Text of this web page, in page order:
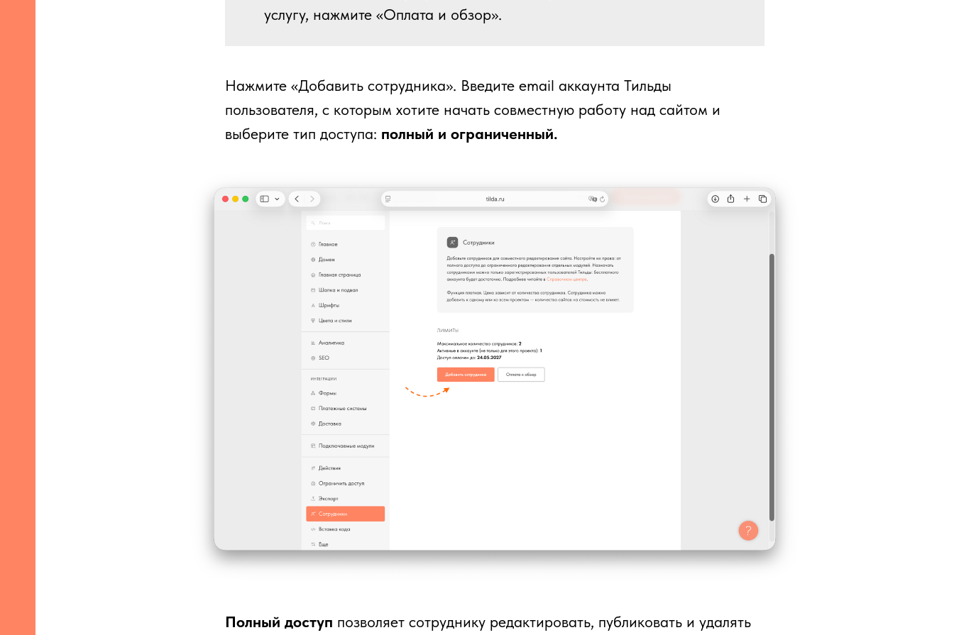
услугу, нажмите «Оплата и обзор».
Нажмите «Добавить сотрудника». Введите email аккаунта Тильды
пользователя, с которым хотите начать совместную работу над сайтом и
выберите тип доступа: полный и ограниченный.
Полный доступ позволяет сотруднику редактировать, публиковать и удалять